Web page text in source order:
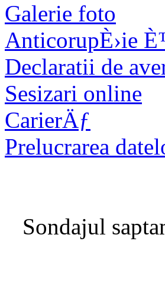
Galerie foto
AnticorupÈ›ie
Declaratii de
Sesizari online
CarierÄƒ
Prelucrarea
Sondajul